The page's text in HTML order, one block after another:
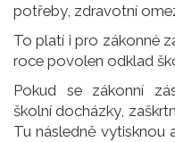
potřeby, zdravotní
To platí i pro zákonné
roce povolen odklad
Pokud se zákonní
školní docházky,
Tu následně vytisknou